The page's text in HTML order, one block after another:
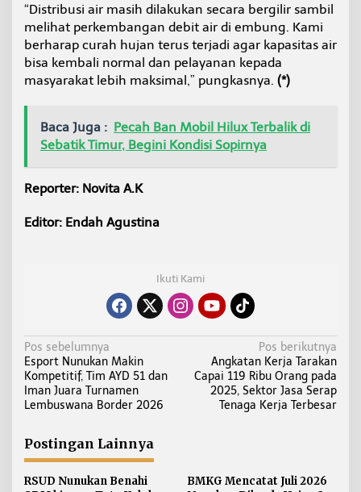
“Distribusi air masih dilakukan secara bergilir sambil
melihat perkembangan debit air di embung. Kami
berharap curah hujan terus terjadi agar kapasitas air
bisa kembali normal dan pelayanan kepada
masyarakat lebih maksimal,” pungkasnya. (*)
Baca Juga : Pecah Ban Mobil Hilux Terbalik di
Sebatik Timur, Begini Kondisi Sopirnya
Reporter: Novita A.K
Editor: Endah Agustina
Ikuti Kami
N
a
v
i
a
s
i
Pos sebelumnya
Esport Nunukan Makin
Kompetitif, Tim AYD 51 dan
Iman Juara Turnamen
Lembuswana Border 2026
Pos berikutnya
Angkatan Kerja Tarakan
Capai 119 Ribu Orang pada
2025, Sektor Jasa Serap
Tenaga Kerja Terbesar
Postingan Lainnya
RSUD Nunukan Benahi
BMKG Mencatat Juli 2026